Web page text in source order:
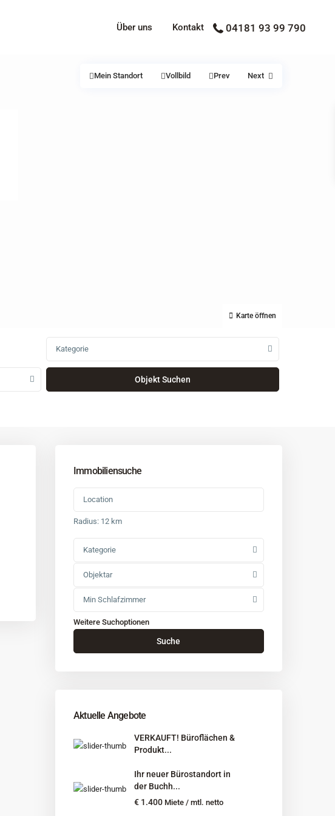
Über uns Kontakt 04181 93 99 790
Karte öffnen
Mein Standort Vollbild Prev Next
Kategorie
Immobiliensuche
Radius: 12 km
Kategorie
Objektar
Min Schlafzimmer
Weitere Suchoptionen
Suche
Aktuelle Angebote
VERKAUFT! Büroflächen &
Produkt...
Ihr neuer Bürostandort in
der Buchh...
€ 1.400 Miete / mtl. netto